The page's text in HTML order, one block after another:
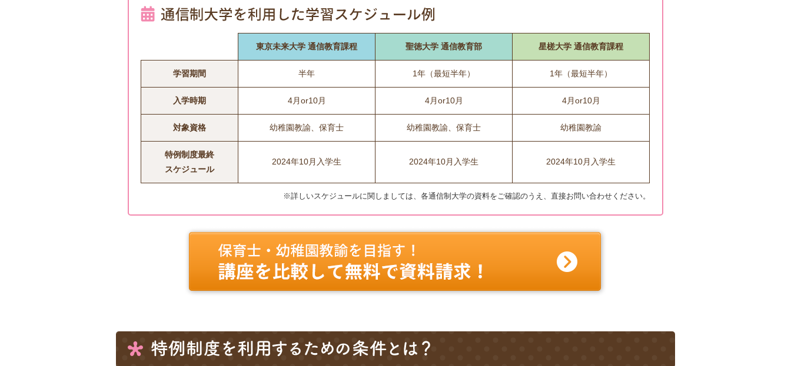
東京未来大学 通信教育課程 聖徳大学 通信教育部 星槎大学 通信教育課程
学習期間 半年 1年（最短半年） 1年（最短半年）
入学時期 4月or10月 4月or10月 4月or10月
対象資格 幼稚園教諭、保育士 幼稚園教諭、保育士 幼稚園教諭
特例制度最終
スケジュール
2024年10月入学生 2024年10月入学生 2024年10月入学生
※詳しいスケジュールに関しましては、各通信制大学の資料をご確認のうえ、直接お問い合わせください。